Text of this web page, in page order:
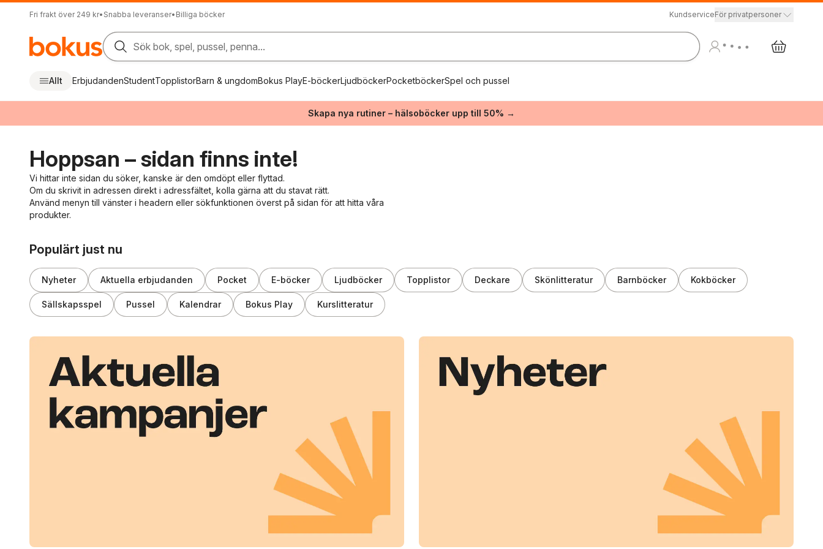
Fri frakt över 249 kr• Snabba leveranser• Billiga böcker KundserviceFör privatpersoner
Sök bok, spel, pussel, penna...
Allt ErbjudandenStudentTopplistorBarn & ungdomBokus PlayE-böckerLjudböckerPocketböckerSpel och pussel
Skapa nya rutiner – hälsoböcker upp till 50% →
Hoppsan – sidan finns inte!
Vi hittar inte sidan du söker, kanske är den omdöpt eller flyttad.
Om du skrivit in adressen direkt i adressfältet, kolla gärna att du stavat rätt.
Använd menyn till vänster i headern eller sökfunktionen överst på sidan för att hitta våra
produkter.
Populärt just nu
Nyheter Aktuella erbjudanden Pocket E-böcker Ljudböcker Topplistor Deckare Skönlitteratur Barnböcker Kokböcker
Sällskapsspel Pussel Kalendrar Bokus Play Kurslitteratur